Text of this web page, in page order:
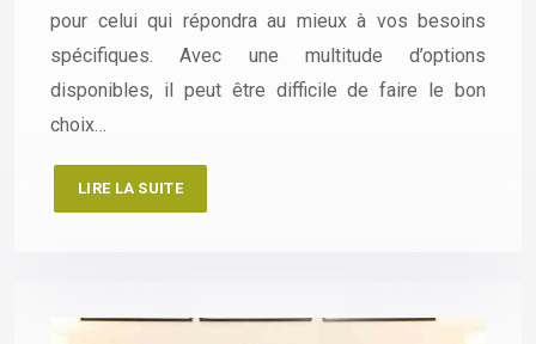
pour celui qui répondra au mieux à vos besoins
spécifiques. Avec une multitude d’options
disponibles, il peut être difficile de faire le bon
choix…
LIRE LA SUITE